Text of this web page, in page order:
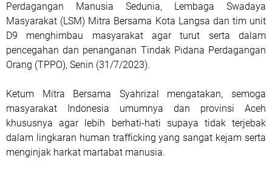
Perdagangan Manusia Sedunia, Lembaga Swadaya
Masyarakat (LSM) Mitra Bersama Kota Langsa dan tim unit
D9 menghimbau masyarakat agar turut serta dalam
pencegahan dan penanganan Tindak Pidana Perdagangan
Orang (TPPO), Senin (31/7/2023).
Ketum Mitra Bersama Syahrizal mengatakan, semoga
masyarakat Indonesia umumnya dan provinsi Aceh
khususnya agar lebih berhati-hati supaya tidak terjebak
dalam lingkaran human trafficking yang sangat kejam serta
menginjak harkat martabat manusia.